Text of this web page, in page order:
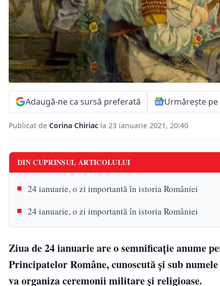
Adaugă-ne ca sursă preferată Urmărește
Publicat de Corina Chiriac la 23 ianuarie 2021, 20:40
DIN CUPRINSUL ARTICOLULUI
24 ianuarie, o zi importantă în istoria României
24 ianuarie, o zi importantă în istoria României
Ziua de 24 ianuarie are o semnificație anume
Principatelor Române, cunoscută și sub
va organiza ceremonii militare și religioase.